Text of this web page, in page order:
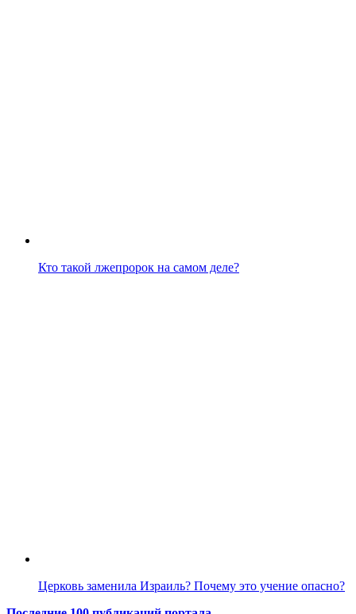
Кто такой лжепророк на самом деле?
Церковь заменила Израиль? Почему это учение опасно?